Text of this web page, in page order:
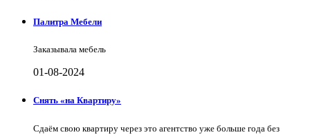
Палитра Мебели
Заказывала мебель
01-08-2024
Снять «на Квартиру»
Сдаём свою квартиру через это агентство уже больше года без